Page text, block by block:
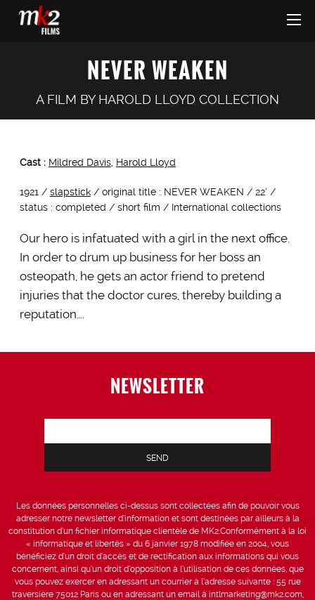
NEVER WEAKEN
A FILM BY HAROLD LLOYD COLLECTION
Cast : Mildred Davis, Harold Lloyd
1921 / slapstick/ original title : NEVER WEAKEN / 22’ /
status : completed / short film / International collections
Our hero is infatuated with a girl in the next office.
In order to drum up business for her boss an
osteopath, he gets an actor friend to pretend
injuries that the doctor cures, thereby building a
reputation….
NEWSLETTER
Les données personnelles ci-dessus sont collectées afin de pouvoir vous
adresser notre newsletter d’information et sont destinées par ailleurs à la
constitution d’un fichier informatique clientèle de MK2.Conformément à la loi
« informatique et libertés » du 6 janvier 1978 modifiée en 2004, vous
bénéficiez d’un droit d’accès et de rectification aux informations qui vous
concernent, ainsi qu’un droit d’opposition à l’utilisation de ces données, que
vous pouvez exercer en adressant un courrier à l’adresse suivante : 55 rue
traversière 75012 Paris ou en adressant un email à intlmarketing@mk2.com,